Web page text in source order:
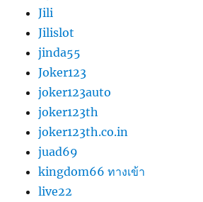
Jili
Jilislot
jinda55
Joker123
joker123auto
joker123th
joker123th.co.in
juad69
kingdom66 ทางเข้า
live22